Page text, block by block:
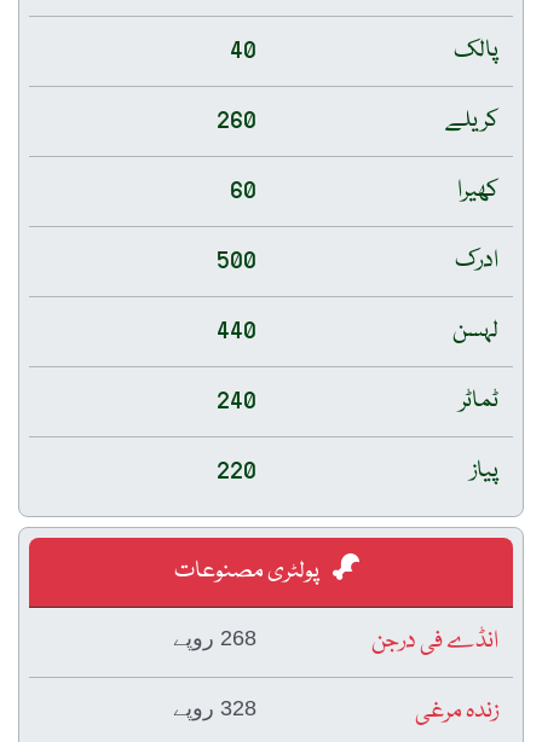
پالک
40
کریلے
260
کھیرا
60
ادرک
500
لہسن
440
ٹماٹر
240
پیاز
220
پولٹری مصنوعات
انڈے فی درجن
268 روپے
زندہ مرغی 328 روپے